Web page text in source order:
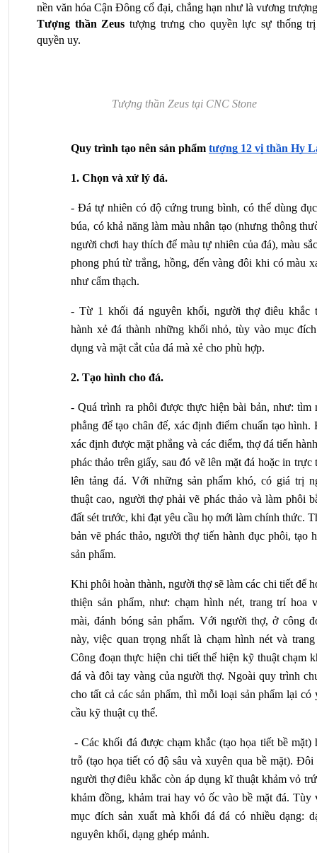
nền văn hóa Cận Đông cổ đại, chẳng hạn như là vương
Tượng thần Zeus tượng trưng cho quyền lực sự thống
quyền uy.
Tượng thần Zeus tại CNC Stone
Quy trình tạo nên sản phẩm tượng 12 vị thần Hy
1. Chọn và xử lý đá.
- Đá tự nhiên có độ cứng trung bình, có thể dùng
búa, có khả năng làm màu nhân tạo (nhưng thông
người chơi hay thích để màu tự nhiên của đá), màu
phong phú từ trắng, hồng, đến vàng đôi khi có màu
như cẩm thạch.
- Từ 1 khối đá nguyên khối, người thợ điêu khắc
hành xẻ đá thành những khối nhỏ, tùy vào mục
dụng và mặt cắt của đá mà xẻ cho phù hợp.
2. Tạo hình cho đá.
- Quá trình ra phôi được thực hiện bài bản, như: tìm
phẳng để tạo chân đế, xác định điểm chuẩn tạo hình.
xác định được mặt phẳng và các điểm, thợ đá tiến
phác thảo trên giấy, sau đó vẽ lên mặt đá hoặc in trực
lên tảng đá. Với những sản phẩm khó, có giá trị
thuật cao, người thợ phải vẽ phác thảo và làm phôi
đất sét trước, khi đạt yêu cầu họ mới làm chính thức.
bản vẽ phác thảo, người thợ tiến hành đục phôi, tạo
sản phẩm.
Khi phôi hoàn thành, người thợ sẽ làm các chi tiết để
thiện sản phẩm, như: chạm hình nét, trang trí hoa
mài, đánh bóng sản phẩm. Với người thợ, ở công
này, việc quan trọng nhất là chạm hình nét và
Công đoạn thực hiện chi tiết thể hiện kỹ thuật chạm
đá và đôi tay vàng của người thợ. Ngoài quy trình
cho tất cả các sản phẩm, thì mỗi loại sản phẩm lại có
cầu kỹ thuật cụ thể.
- Các khối đá được chạm khắc (tạo họa tiết bề mặt)
trỗ (tạo họa tiết có độ sâu và xuyên qua bề mặt). Đôi
người thợ điêu khắc còn áp dụng kĩ thuật khảm vỏ
khảm đồng, khảm trai hay vỏ ốc vào bề mặt đá. Tùy
mục đích sản xuất mà khối đá đá có nhiều dạng:
nguyên khối, dạng ghép mảnh.